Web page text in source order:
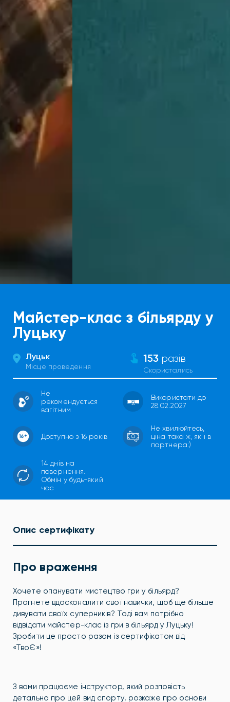
Майстер-клас з більярду у
Луцьку
Луцьк
Місце проведення
153разів
Скористались
Не
рекомендується
вагітним
Використати до
28.02.2027
Доступно з 16 років
Не хвилюйтесь,
ціна така ж, як і в
партнера:)
14 днів на
повернення.
Обмін у будь-який
час
Опис сертифікату
Про враження
Хочете опанувати мистецтво гри у більярд?
Прагнете вдосконалити свої навички, щоб ще більше
дивувати своїх суперників? Тоді вам потрібно
відвідати майстер-клас із гри в більярд у Луцьку!
Зробити це просто разом із сертифікатом від
«ТвоЄ»!
З вами працюєме інструктор, який розповість
детально про цей вид спорту, розкаже про основи